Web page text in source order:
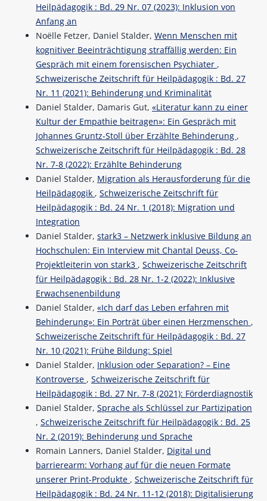
Heilpädagogik : Bd. 29 Nr. 07 (2023): Inklusion von
Anfang an
Noëlle Fetzer, Daniel Stalder, Wenn Menschen mit
kognitiver Beeinträchtigung straffällig werden: Ein
Gespräch mit einem forensischen Psychiater ,
Schweizerische Zeitschrift für Heilpädagogik : Bd. 27
Nr. 11 (2021): Behinderung und Kriminalität
Daniel Stalder, Damaris Gut, «Literatur kann zu einer
Kultur der Empathie beitragen»: Ein Gespräch mit
Johannes Gruntz-Stoll über Erzählte Behinderung ,
Schweizerische Zeitschrift für Heilpädagogik : Bd. 28
Nr. 7-8 (2022): Erzählte Behinderung
Daniel Stalder, Migration als Herausforderung für die
Heilpädagogik , Schweizerische Zeitschrift für
Heilpädagogik : Bd. 24 Nr. 1 (2018): Migration und
Integration
Daniel Stalder, stark3 – Netzwerk inklusive Bildung an
Hochschulen: Ein Interview mit Chantal Deuss, Co-
Projektleiterin von stark3 , Schweizerische Zeitschrift
für Heilpädagogik : Bd. 28 Nr. 1-2 (2022): Inklusive
Erwachsenenbildung
Daniel Stalder, «Ich darf das Leben erfahren mit
Behinderung»: Ein Porträt über einen Herzmenschen ,
Schweizerische Zeitschrift für Heilpädagogik : Bd. 27
Nr. 10 (2021): Frühe Bildung: Spiel
Daniel Stalder, Inklusion oder Separation? – Eine
Kontroverse , Schweizerische Zeitschrift für
Heilpädagogik : Bd. 27 Nr. 7-8 (2021): Förderdiagnostik
Daniel Stalder, Sprache als Schlüssel zur Partizipation
, Schweizerische Zeitschrift für Heilpädagogik : Bd. 25
Nr. 2 (2019): Behinderung und Sprache
Romain Lanners, Daniel Stalder, Digital und
barrierearm: Vorhang auf für die neuen Formate
unserer Print-Produkte , Schweizerische Zeitschrift für
Heilpädagogik : Bd. 24 Nr. 11-12 (2018): Digitalisierung